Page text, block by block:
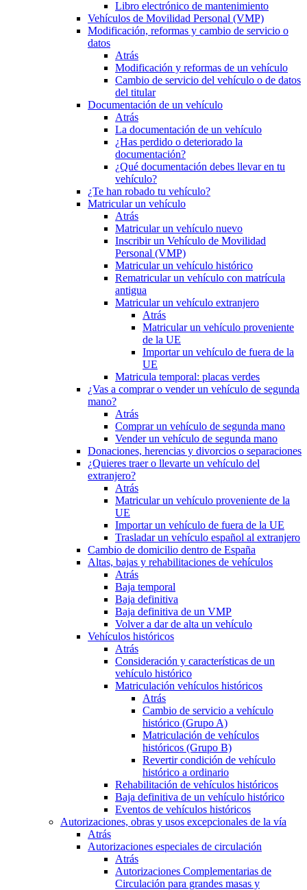
Libro electrónico de mantenimiento
Vehículos de Movilidad Personal (VMP)
Modificación, reformas y cambio de servicio o
datos
Atrás
Modificación y reformas de un vehículo
Cambio de servicio del vehículo o de datos
del titular
Documentación de un vehículo
Atrás
La documentación de un vehículo
¿Has perdido o deteriorado la
documentación?
¿Qué documentación debes llevar en tu
vehículo?
¿Te han robado tu vehículo?
Matricular un vehículo
Atrás
Matricular un vehículo nuevo
Inscribir un Vehículo de Movilidad
Personal (VMP)
Matricular un vehículo histórico
Rematricular un vehículo con matrícula
antigua
Matricular un vehículo extranjero
Atrás
Matricular un vehículo proveniente
de la UE
Importar un vehículo de fuera de la
UE
Matricula temporal: placas verdes
¿Vas a comprar o vender un vehículo de segunda
mano?
Atrás
Comprar un vehículo de segunda mano
Vender un vehículo de segunda mano
Donaciones, herencias y divorcios o separaciones
¿Quieres traer o llevarte un vehículo del
extranjero?
Atrás
Matricular un vehículo proveniente de la
UE
Importar un vehículo de fuera de la UE
Trasladar un vehículo español al extranjero
Cambio de domicilio dentro de España
Altas, bajas y rehabilitaciones de vehículos
Atrás
Baja temporal
Baja definitiva
Baja definitiva de un VMP
Volver a dar de alta un vehículo
Vehículos históricos
Atrás
Consideración y características de un
vehículo histórico
Matriculación vehículos históricos
Atrás
Cambio de servicio a vehículo
histórico (Grupo A)
Matriculación de vehículos
históricos (Grupo B)
Revertir condición de vehículo
histórico a ordinario
Rehabilitación de vehículos históricos
Baja definitiva de un vehículo histórico
Eventos de vehículos históricos
Autorizaciones, obras y usos excepcionales de la vía
Atrás
Autorizaciones especiales de circulación
Atrás
Autorizaciones Complementarias de
Circulación para grandes masas y